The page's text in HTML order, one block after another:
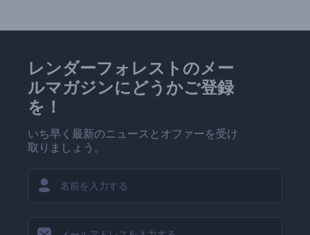
レンダーフォレストのメー
ルマガジンにどうかご登録
を！
いち早く最新のニュースとオファーを受け
取りましょう。